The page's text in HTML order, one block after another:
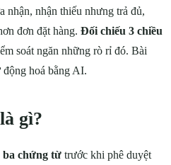
nhận, nhận thiếu nhưng trả đủ,
đơn đặt hàng. Đối chiếu 3 chiều
soát ngăn những rò rỉ đó. Bài
hoá bằng AI.
gì?
chứng từ trước khi phê duyệt